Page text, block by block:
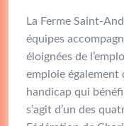
La Ferme Saint-
équipes
éloignées de
emploie également
handicap qui
s’agit d’un des